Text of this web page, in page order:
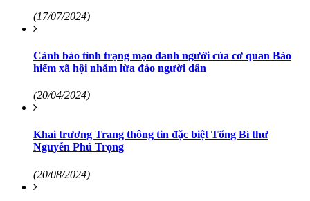
(17/07/2024)
Cảnh báo tình trạng mạo danh người của cơ quan Bảo
hiểm xã hội nhằm lừa đảo người dân
(20/04/2024)
Khai trương Trang thông tin đặc biệt Tổng Bí thư
Nguyễn Phú Trọng
(20/08/2024)